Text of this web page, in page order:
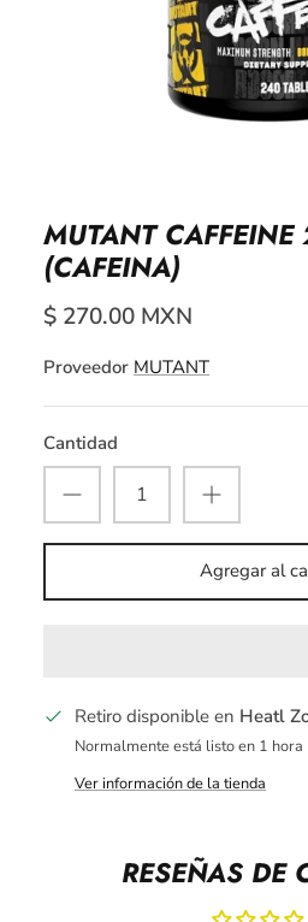
MUTANT
(CAFEINA)
$ 270.00 MXN
Proveedor MUTANT
Cantidad
Agregar al
Retiro disponible en Heatl
Normalmente está listo en 1 hora
Ver información de la tienda
RESEÑAS DE